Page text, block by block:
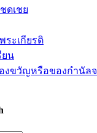
ดเชย
ระเกียรติ
ยน
งขวัญหรือของกำนัล